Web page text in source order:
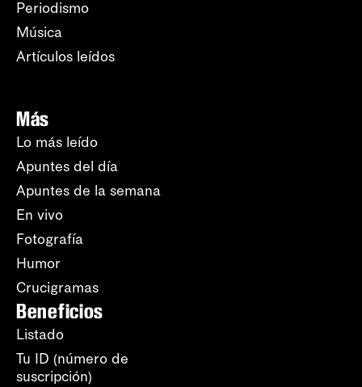
Periodismo
Música
Artículos leídos
Más
Lo más leído
Apuntes del día
Apuntes de la semana
En vivo
Fotografía
Humor
Crucigramas
Beneficios
Listado
Tu ID (número de
suscripción)